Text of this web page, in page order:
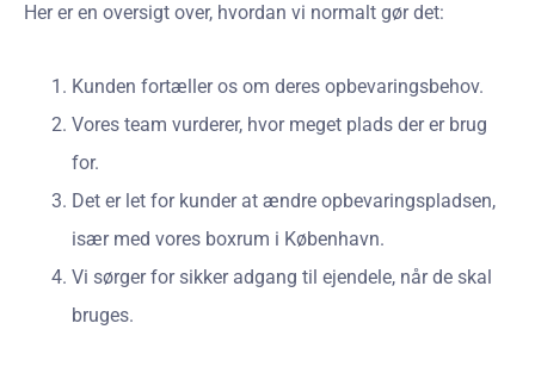
Her er en oversigt over, hvordan vi normalt gør det:
Kunden fortæller os om deres opbevaringsbehov.
Vores team vurderer, hvor meget plads der er brug
for.
Det er let for kunder at ændre opbevaringspladsen,
især med vores boxrum i København.
Vi sørger for sikker adgang til ejendele, når de skal
bruges.